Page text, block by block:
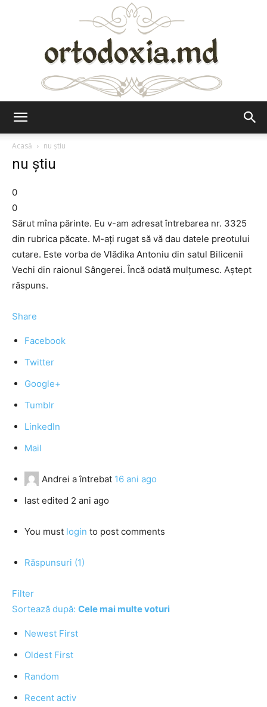
Acasă
nu știu
nu știu
0
0
Sărut mîna părinte. Eu v-am adresat întrebarea nr. 3325
din rubrica păcate. M-ați rugat să vă dau datele preotului
cutare. Este vorba de Vlădika Antoniu din satul Bilicenii
Vechi din raionul Sângerei. Încă odată mulțumesc. Aștept
răspuns.
Share
Facebook
Twitter
Google+
Tumblr
LinkedIn
Mail
Andrei a întrebat 16 ani ago
last edited 2 ani ago
You must login to post comments
Răspunsuri (1)
Filter
Sortează după: Cele mai multe voturi
Newest First
Oldest First
Random
Recent activ